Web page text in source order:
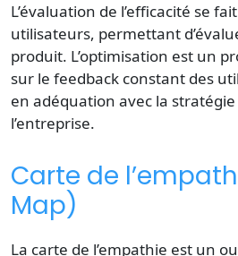
L’évaluation de l’efficacité se
utilisateurs, permettant
produit. L’optimisation est un
sur le feedback constant des
en adéquation avec la
l’entreprise.
Carte de
Map)
La carte de l’empathie est un